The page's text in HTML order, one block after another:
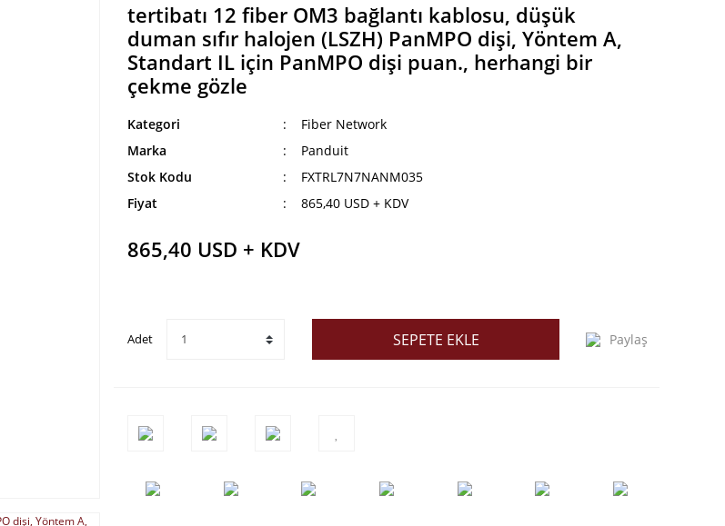
tertibatı 12 fiber OM3 bağlantı kablosu, düşük
duman sıfır halojen (LSZH) PanMPO dişi, Yöntem A,
Standart IL için PanMPO dişi puan., herhangi bir
çekme gözle
Kategori
Fiber Network
Marka
Panduit
Stok Kodu
FXTRL7N7NANM035
Fiyat
865,40 USD + KDV
865,40 USD + KDV
Adet SEPETE EKLE Paylaş